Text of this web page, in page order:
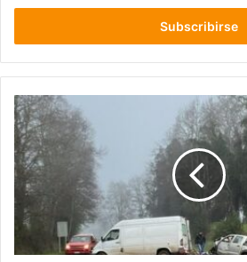
correo
Fiscalía
de
Los
Ríos
investiga
fatal
accidente
en
La